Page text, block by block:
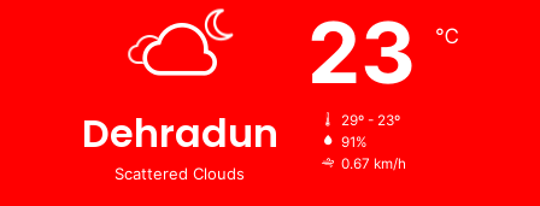
Dehradun
Scattered Clouds
23 ℃
29º - 23º
91%
0.67 km/h